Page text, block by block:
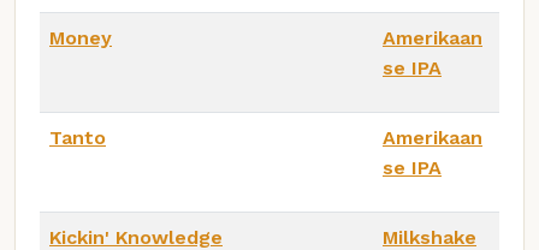
Money
Amerikaan
se IPA
Tanto
Amerikaan
se IPA
Kickin' Knowledge
Milkshake